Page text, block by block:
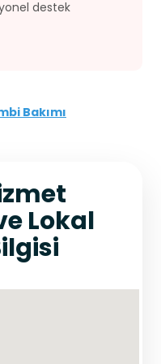
destek
Bakımı
Lokal